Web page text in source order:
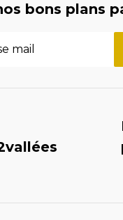
bons plans